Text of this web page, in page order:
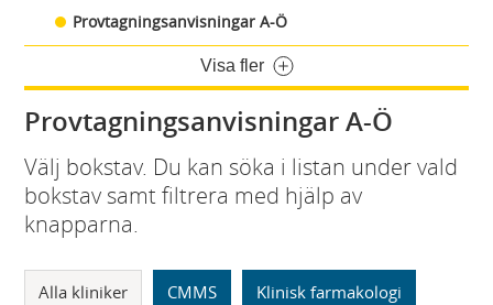
Provtagningsanvisningar A-Ö
Visa fler
Provtagningsanvisningar A-Ö
Välj bokstav. Du kan söka i listan under vald
bokstav samt filtrera med hjälp av
knapparna.
Alla kliniker CMMS Klinisk farmakologi